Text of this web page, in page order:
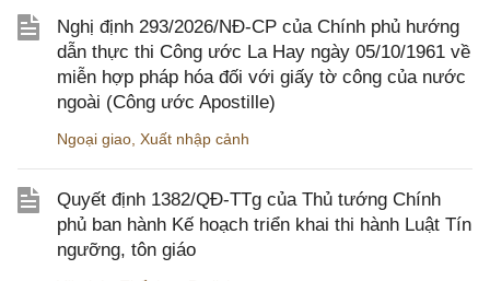
Nghị định 293/2026/NĐ-CP của Chính phủ hướng
dẫn thực thi Công ước La Hay ngày 05/10/1961 về
miễn hợp pháp hóa đối với giấy tờ công của nước
ngoài (Công ước Apostille)
Ngoại giao Xuất nhập cảnh
Quyết định 1382/QĐ-TTg của Thủ tướng Chính
phủ ban hành Kế hoạch triển khai thi hành Luật Tín
ngưỡng, tôn giáo